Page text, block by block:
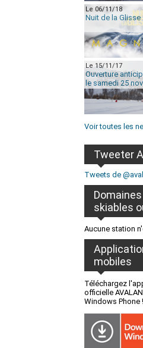
Le 06/11/18
Nuit de la Glisse
Le 15/11/17
Ouverture
le samedi 25
Voir toutes les
Tweeter
Tweets de
Domaines
skiables
Aucune station
mobiles
Téléchargez
officielle
Windows Phone !